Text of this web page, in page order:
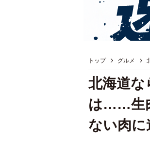
トップ グルメ
北海道
は……生
ない肉に